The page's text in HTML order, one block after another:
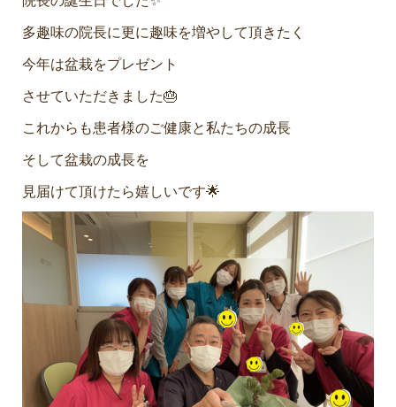
多趣味の院長に更に趣味を増やして頂きたく
今年は盆栽をプレゼント
させていただきました🎂
これからも患者様のご健康と私たちの成長
そして盆栽の成長を
見届けて頂けたら嬉しいです🌟